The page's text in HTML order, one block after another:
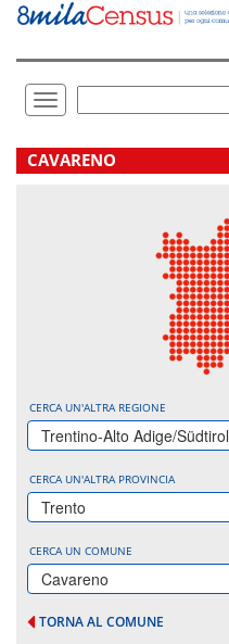
Vai
direttamente
Toggle
navigation
.
CAVARENO
CERCA UN'ALTRA REGIONE
Trentino-Alto Adige/Südtirol
CERCA UN'ALTRA PROVINCIA
Trento
CERCA UN COMUNE
Cavareno
TORNA AL COMUNE